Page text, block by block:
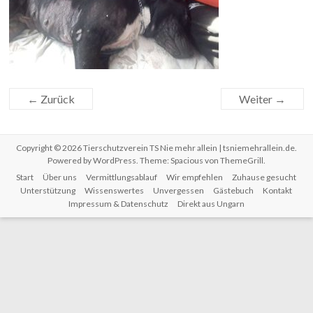
← Zurück Weiter →
Copyright © 2026Tierschutzverein TS Nie mehr allein | tsniemehrallein.de.
Powered byWordPress. Theme: Spacious von ThemeGrill.
Start
Über uns Vermittlungsablauf Wir empfehlen
Zuhause gesucht
Unterstützung
Wissenswertes Unvergessen Gästebuch
Kontakt
Impressum & Datenschutz
Direkt aus Ungarn